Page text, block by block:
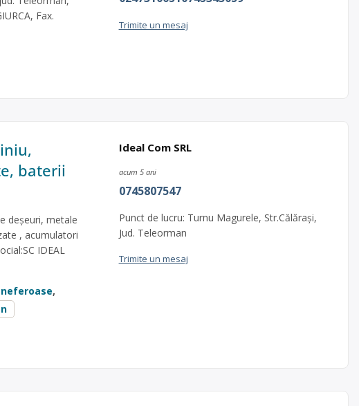
Fax.
Trimite un mesaj
baterii
deșeuri, metale
, acumulatori
IDEAL
,
Ideal Com SRL
acum 5 ani
0745807547
Punct de lucru: Turnu Magurele, Str.Călărași,
Jud. Teleorman
Trimite un mesaj